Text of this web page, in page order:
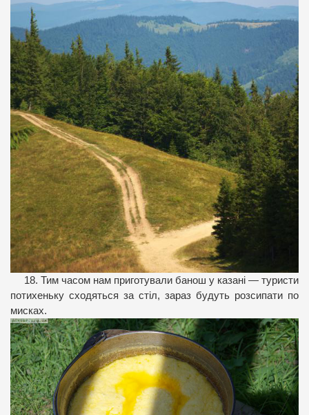
18. Тим часом нам приготували банош у казані — туристи
потихеньку сходяться за стіл, зараз будуть розсипати по
мисках.